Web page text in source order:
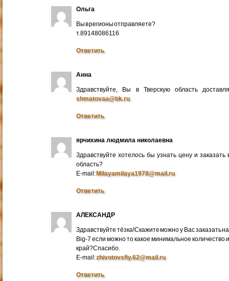
Ольга
Вы в регионы отправляете?
т.89148086116
Ответить
Анна
Здравствуйте, Вы в Тверскую область
shmatovaa@bk.ru
Ответить
ярчихина людмила николаевна
Здравствуйте хотелось бы узнать цену и
область?
E-mail:Milayamilaya1978@mail.ru
Ответить
АЛЕКСАНДР
Здравствуйте тёзка!Скажите можно у Вас заказать
Big-7 если можно то какое минимальное количество
край?Спасибо.
E-mail:zhivotovsfiy.62@mail.ru
Ответить